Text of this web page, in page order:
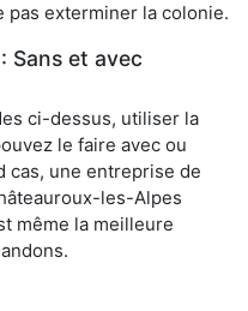
pas exterminer la colonie.
Sans et avec
ci-dessus, utiliser la
le faire avec ou
cas, une entreprise de
les-Alpes
même la meilleure